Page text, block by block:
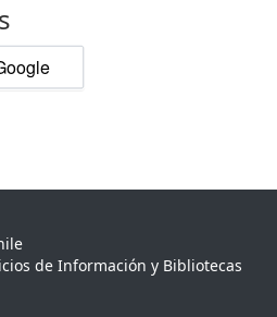
de Información y Bibliotecas